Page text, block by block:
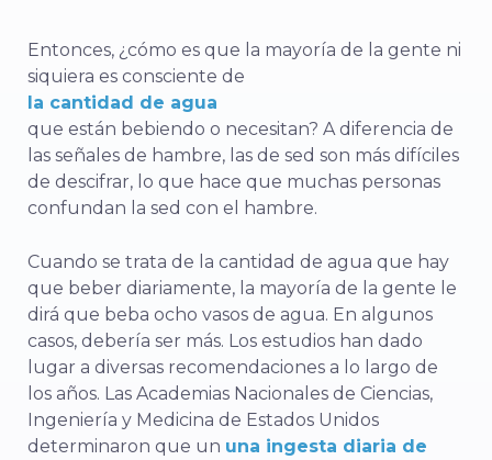
Entonces, ¿cómo es que la mayoría de la gente ni
siquiera es consciente de
la cantidad de agua
que están bebiendo o necesitan? A diferencia de
las señales de hambre, las de sed son más difíciles
de descifrar, lo que hace que muchas personas
confundan la sed con el hambre.
Cuando se trata de la cantidad de agua que hay
que beber diariamente, la mayoría de la gente le
dirá que beba ocho vasos de agua. En algunos
casos, debería ser más. Los estudios han dado
lugar a diversas recomendaciones a lo largo de
los años. Las Academias Nacionales de Ciencias,
Ingeniería y Medicina de Estados Unidos
determinaron que un una ingesta diaria de